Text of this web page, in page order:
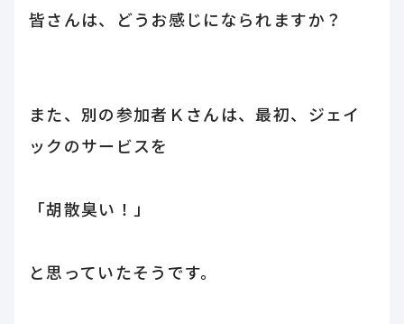
皆さんは、どうお感じになられますか？
また、別の参加者Ｋさんは、最初、ジェイ
ックのサービスを
「胡散臭い！」
と思っていたそうです。